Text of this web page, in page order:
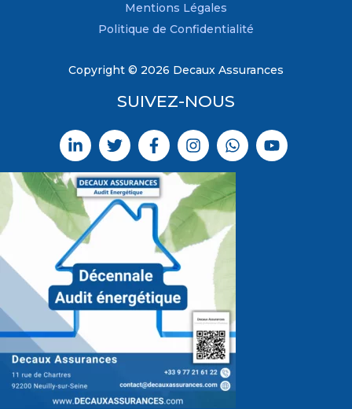
Mentions Légales
Politique de Confidentialité
Copyright © 2026 Decaux Assurances
SUIVEZ-NOUS